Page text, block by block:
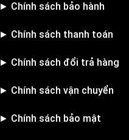
► Chính sách bảo hành
► Chính sách thanh toán
► Chính sách đổi trả hàng
► Chính sách vận chuyển
► Chính sách bảo mật